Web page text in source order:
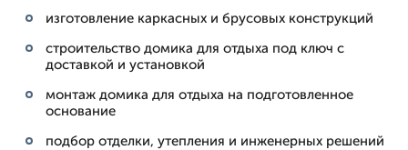
изготовление каркасных и брусовых конструкций
строительство домика для отдыха под ключ с
доставкой и установкой
монтаж домика для отдыха на подготовленное
основание
подбор отделки, утепления и инженерных решений